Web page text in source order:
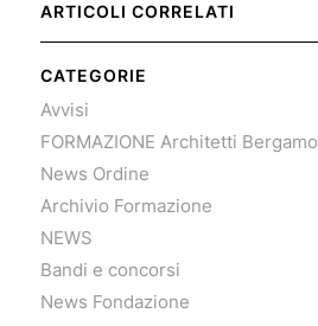
ARTICOLI CORRELATI
CATEGORIE
Avvisi
FORMAZIONE Architetti Bergamo
News Ordine
Archivio Formazione
NEWS
Bandi e concorsi
News Fondazione